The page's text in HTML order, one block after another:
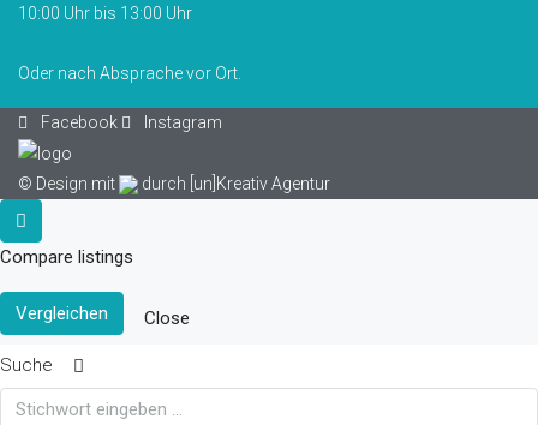
10:00 Uhr bis 13:00 Uhr
Oder nach Absprache vor Ort.
Facebook Instagram
© Design mit durch [un]Kreativ Agentur
Compare listings
Vergleichen Close
Suche